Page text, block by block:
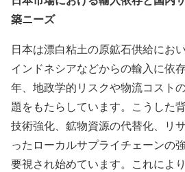
築ニーズ
日本は漂白粘土の原鉱石供給にお
インドネシアなどからの輸入に依
年、地政学的リスクや物流コスト
題をもたらしています。こうした
技術強化、鉱物資源の代替化、リ
ったローカルサプライチェーンの
要視され始めています。これによ